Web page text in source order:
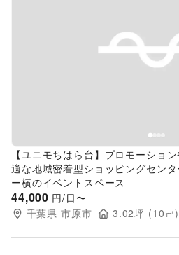
Previous slide
【ユニモちはら台】プロモーショ
適な地域密着型ショッピングセン
ー横のイベントスペース
44,000 円/日〜
千葉県 市原市 3.02坪 (10 ㎡)